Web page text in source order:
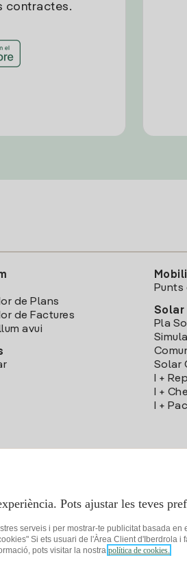
contractes.
de Plans
de Factures
avui
Punts
Solar
Pla
Solar
I +
I +
I +
Pots ajustar les teves
serveis i per mostrar-te publicitat basada
Si ets usuari de l'Àrea Client d'Iberdrola
pots visitar la nostra política de cookies.